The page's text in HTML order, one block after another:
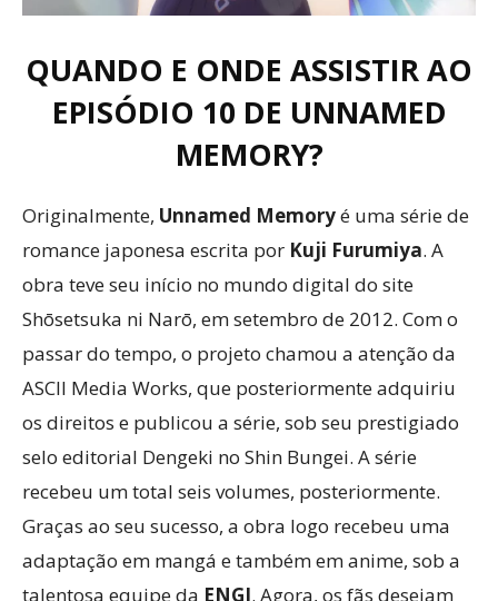
QUANDO E ONDE ASSISTIR AO
EPISÓDIO 10 DE UNNAMED
MEMORY?
Originalmente, Unnamed Memoryé uma série de
romance japonesa escrita por Kuji Furumiya. A
obra teve seu início no mundo digital do site
Shōsetsuka ni Narō, em setembro de 2012. Com o
passar do tempo, o projeto chamou a atenção da
ASCII Media Works, que posteriormente adquiriu
os direitos e publicou a série, sob seu prestigiado
selo editorial Dengeki no Shin Bungei. A série
recebeu um total seis volumes, posteriormente.
Graças ao seu sucesso, a obra logo recebeu uma
adaptação em mangá e também em anime, sob a
talentosa equipe da ENGI. Agora, os fãs desejam